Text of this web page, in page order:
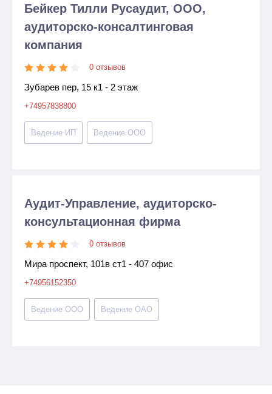
Бейкер Тилли Русаудит, ООО,
аудиторско-консалтинговая
компания
0 отзывов
Зубарев пер, 15 к1 - 2 этаж
+74957838800
Ведение ИП Ведение ООО
Аудит-Управление, аудиторско-
консультационная фирма
0 отзывов
Мира проспект, 101в ст1 - 407 офис
+74956152350
Ведение ООО Ведение ОАО